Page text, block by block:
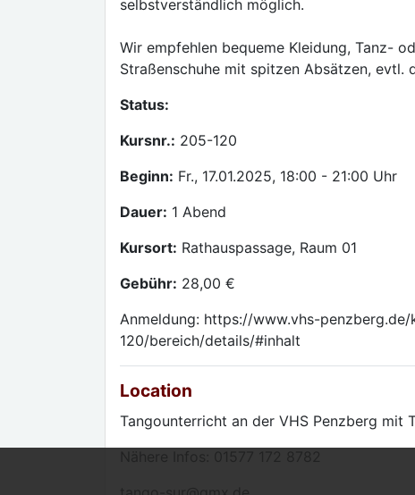
selbstverständlich möglich.
Wir empfehlen bequeme Kleidung, Tanz-
Straßenschuhe mit spitzen Absätzen, evtl.
Status:
Kursnr.: 205-120
Beginn: Fr., 17.01.2025, 18:00 - 21:00 Uhr
Dauer: 1 Abend
Kursort: Rathauspassage, Raum 01
Gebühr: 28,00 €
Anmeldung: https://www.vhs-
120/bereich/details/#inhalt
Location
Tangounterricht an der VHS Penzberg mit